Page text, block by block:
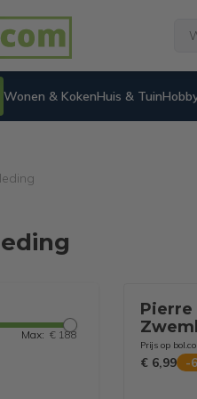
Wonen & KokenHuis & Tuin
Max: € 188
Pierre
Swim
Multi -
Prijs op
€ 6,99
-